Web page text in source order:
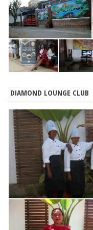
DIAMOND LOUNGE CLUB